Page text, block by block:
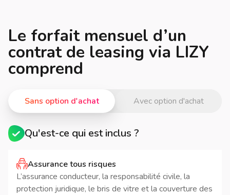
Le forfait mensuel d’un
contrat de leasing via LIZY
comprend
Avec option d'achat
Sans option d'achat
Qu'est-ce qui est inclus ?
Assurance tous risques
L’assurance conducteur, la responsabilité civile, la
protection juridique, le bris de vitre et la couverture des